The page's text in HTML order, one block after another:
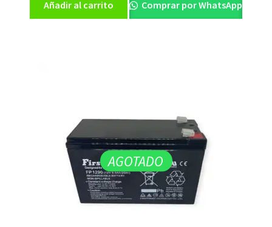
Añadir al carrito Comprar por WhatsApp
AGOTADO